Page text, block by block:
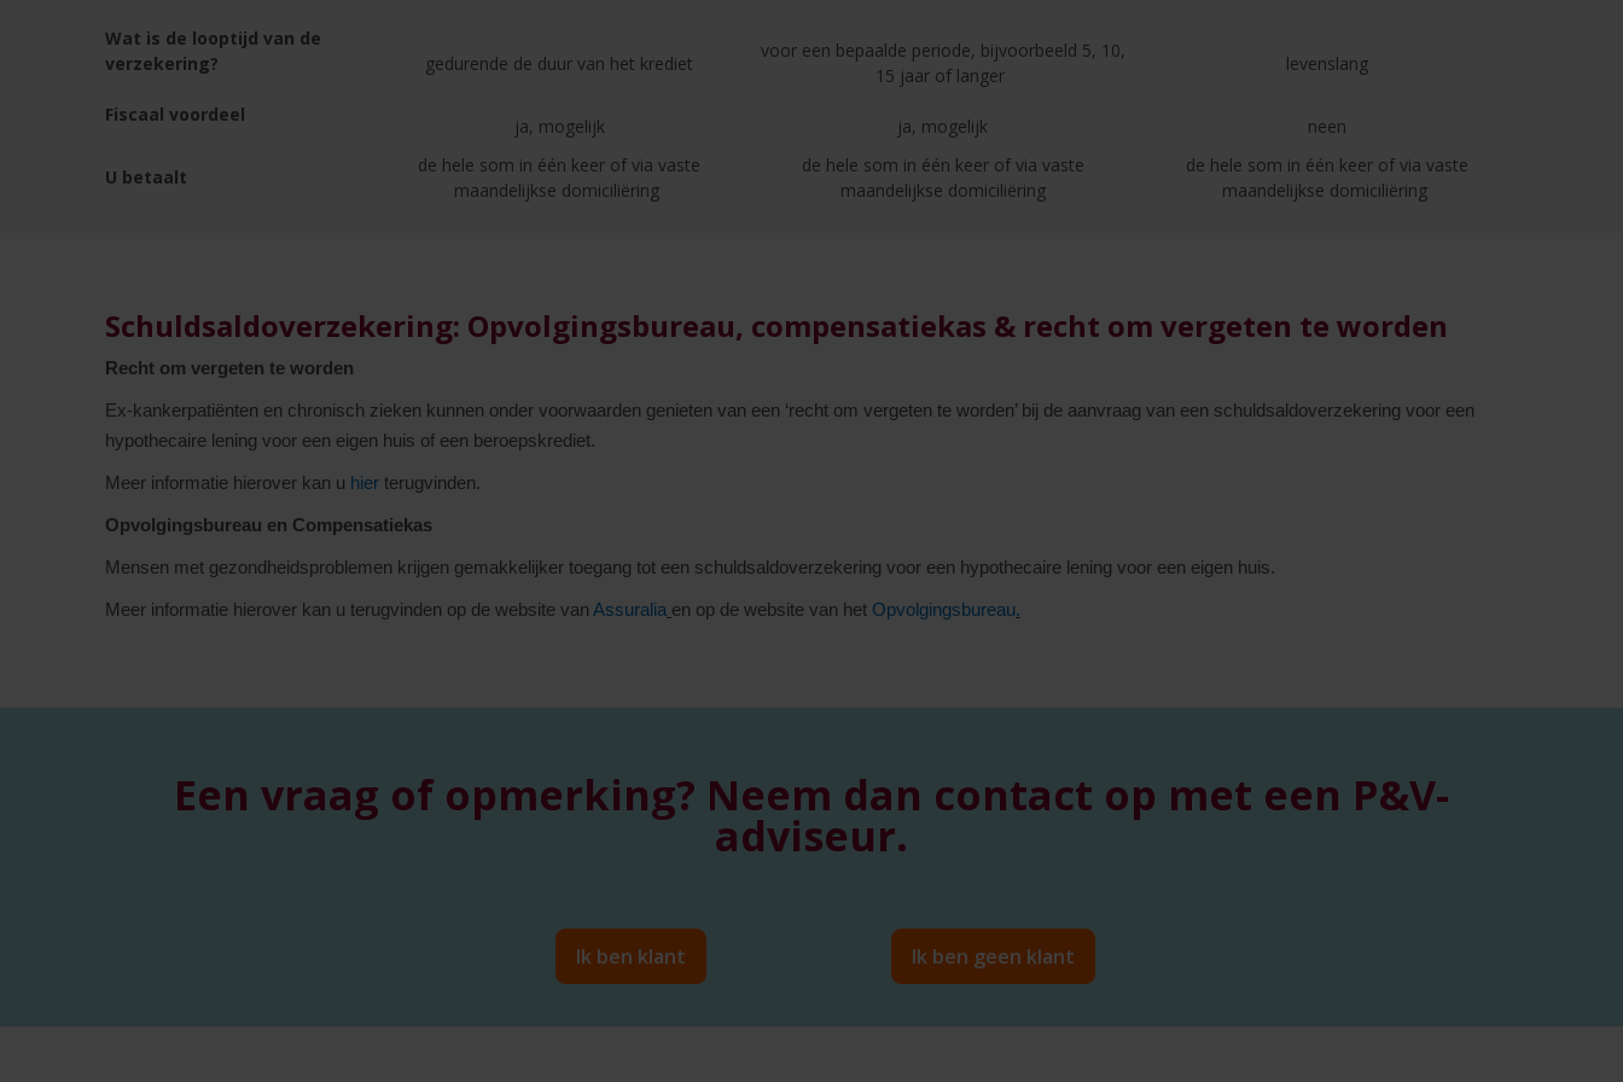
Wat is de looptijd van de
verzekering?
gedurende de duur van het krediet
voor een bepaalde periode, bijvoorbeeld 5, 10,
15 jaar of langer
levenslang
Fiscaal voordeel
ja, mogelijk ja, mogelijk neen
U betaalt
de hele som in één keer of via vaste
maandelijkse domiciliëring
de hele som in één keer of via vaste
maandelijkse domiciliëring
de hele som in één keer of via vaste
maandelijkse domiciliëring
Schuldsaldoverzekering: Opvolgingsbureau, compensatiekas & recht om vergeten te worden
Recht om vergeten te worden
Ex-kankerpatiënten en chronisch zieken kunnen onder voorwaarden genieten van een ‘recht om vergeten te worden’ bij de aanvraag van een schuldsaldoverzekering voor een
hypothecaire lening voor een eigen huis of een beroepskrediet.
Meer informatie hierover kan u hier terugvinden.
Opvolgingsbureau en Compensatiekas
Mensen met gezondheidsproblemen krijgen gemakkelijker toegang tot een schuldsaldoverzekering voor een hypothecaire lening voor een eigen huis.
Meer informatie hierover kan u terugvinden op de website van Assuralia en op de website van het Opvolgingsbureau.
Een vraag of opmerking? Neem dan contact op met een P&V-
adviseur.
Ik ben klant Ik ben geen klant